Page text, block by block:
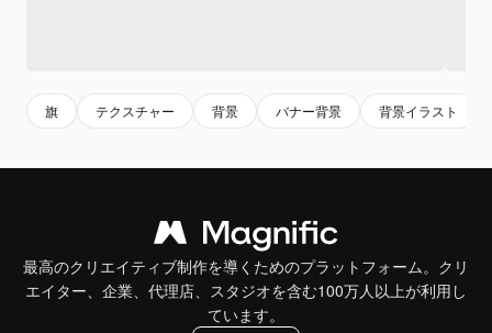
旗 テクスチャー 背景 バナー背景 背景イラスト
最高のクリエイティブ制作を導くためのプラットフォーム。クリ
エイター、企業、代理店、スタジオを含む100万人以上が利用し
ています。